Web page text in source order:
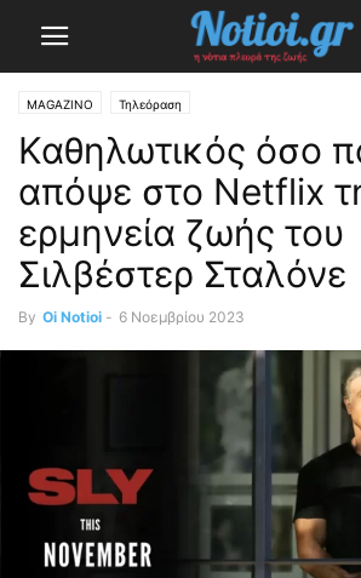
MAGAZINO Τηλεόραση
Καθηλωτικός όσο
απόψε στο Netflix
ερμηνεία ζωής του
Σιλβέστερ Σταλόνε
By Oi Notioi - 6 Νοεμβρίου 2023